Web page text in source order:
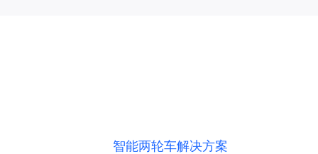
智能两轮车解决方案